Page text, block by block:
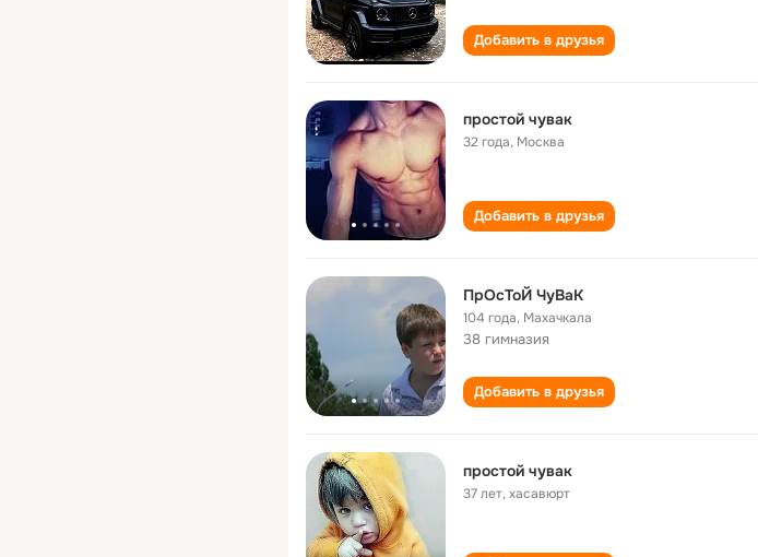
Добавить в друзья
простой чувак
32 года, Москва
Добавить в друзья
ПрОсТоЙ ЧуВаК
104 года, Махачкала
38 гимназия
Добавить в друзья
простой чувак
37 лет,хасавюрт